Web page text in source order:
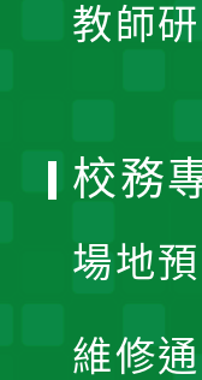
教師
校務
場地
維修